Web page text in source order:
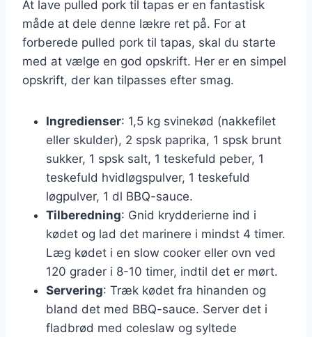
At lave pulled pork til tapas er en fantastisk
måde at dele denne lækre ret på. For at
forberede pulled pork til tapas, skal du starte
med at vælge en god opskrift. Her er en simpel
opskrift, der kan tilpasses efter smag.
Ingredienser: 1,5 kg svinekød (nakkefilet
eller skulder), 2 spsk paprika, 1 spsk brunt
sukker, 1 spsk salt, 1 teskefuld peber, 1
teskefuld hvidløgspulver, 1 teskefuld
løgpulver, 1 dl BBQ-sauce.
Tilberedning: Gnid krydderierne ind i
kødet og lad det marinere i mindst 4 timer.
Læg kødet i en slow cooker eller ovn ved
120 grader i 8-10 timer, indtil det er mørt.
Servering: Træk kødet fra hinanden og
bland det med BBQ-sauce. Server det i
fladbrød med coleslaw og syltede